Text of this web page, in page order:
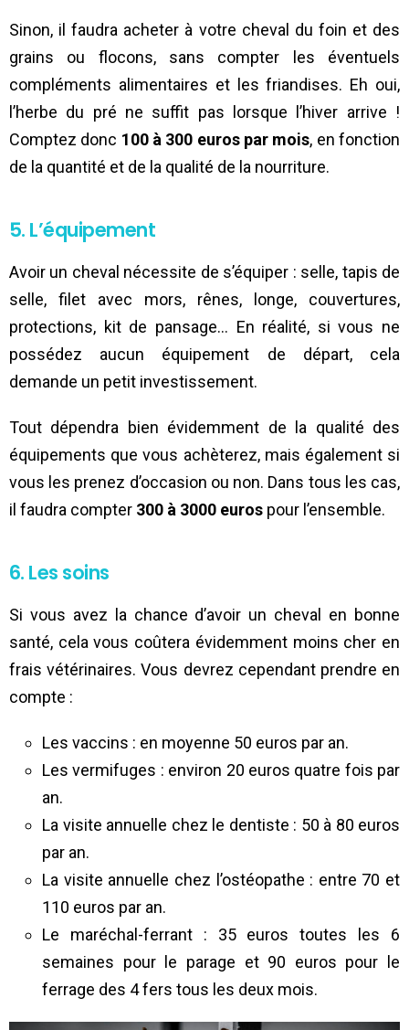
Sinon, il faudra acheter à votre cheval du foin et des
grains ou flocons, sans compter les éventuels
compléments alimentaires et les friandises. Eh oui,
l’herbe du pré ne suffit pas lorsque l’hiver arrive !
Comptez donc 100 à 300 euros par mois, en fonction
de la quantité et de la qualité de la nourriture.
5. L’équipement
Avoir un cheval nécessite de s’équiper : selle, tapis de
selle, filet avec mors, rênes, longe, couvertures,
protections, kit de pansage… En réalité, si vous ne
possédez aucun équipement de départ, cela
demande un petit investissement.
Tout dépendra bien évidemment de la qualité des
équipements que vous achèterez, mais également si
vous les prenez d’occasion ou non. Dans tous les cas,
il faudra compter 300 à 3000 euros pour l’ensemble.
6. Les soins
Si vous avez la chance d’avoir un cheval en bonne
santé, cela vous coûtera évidemment moins cher en
frais vétérinaires. Vous devrez cependant prendre en
compte :
Les vaccins : en moyenne 50 euros par an.
Les vermifuges : environ 20 euros quatre fois par
an.
La visite annuelle chez le dentiste : 50 à 80 euros
par an.
La visite annuelle chez l’ostéopathe : entre 70 et
110 euros par an.
Le maréchal-ferrant : 35 euros toutes les 6
semaines pour le parage et 90 euros pour le
ferrage des 4 fers tous les deux mois.